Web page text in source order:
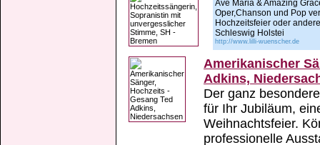
Ave Maria & Amazing
Oper,Chanson und Pop
Hochzeitsfeier oder
Schleswig Holstei
http://www.lilli-wuenscher.de
Amerikanischer
Adkins,
Der ganz
für Ihr Jubiläum,
Weihnachtsfeier.
professionelle